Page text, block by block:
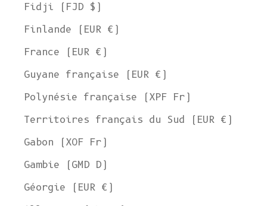
Fidji (FJD $)
Finlande (EUR €)
France (EUR €)
Guyane française (EUR €)
Polynésie française (XPF Fr)
Territoires français du Sud (EUR €)
Gabon (XOF Fr)
Gambie (GMD D)
Géorgie (EUR €)